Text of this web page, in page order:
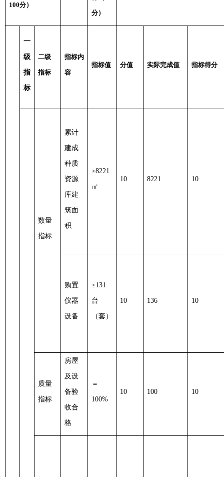
100分）
分）
一
级
指
标
二级
指标
指标内
容
指标值 分值 实际完成值 指标得分
数量
指标
累计
建成
种质
资源
库建
筑面
积
≥8221
㎡
10 8221 10
购置
仪器
设备
≥131
台
（套）
10 136 10
质量
指标
房屋
及设
备验
收合
格
＝
100%
10 100 10